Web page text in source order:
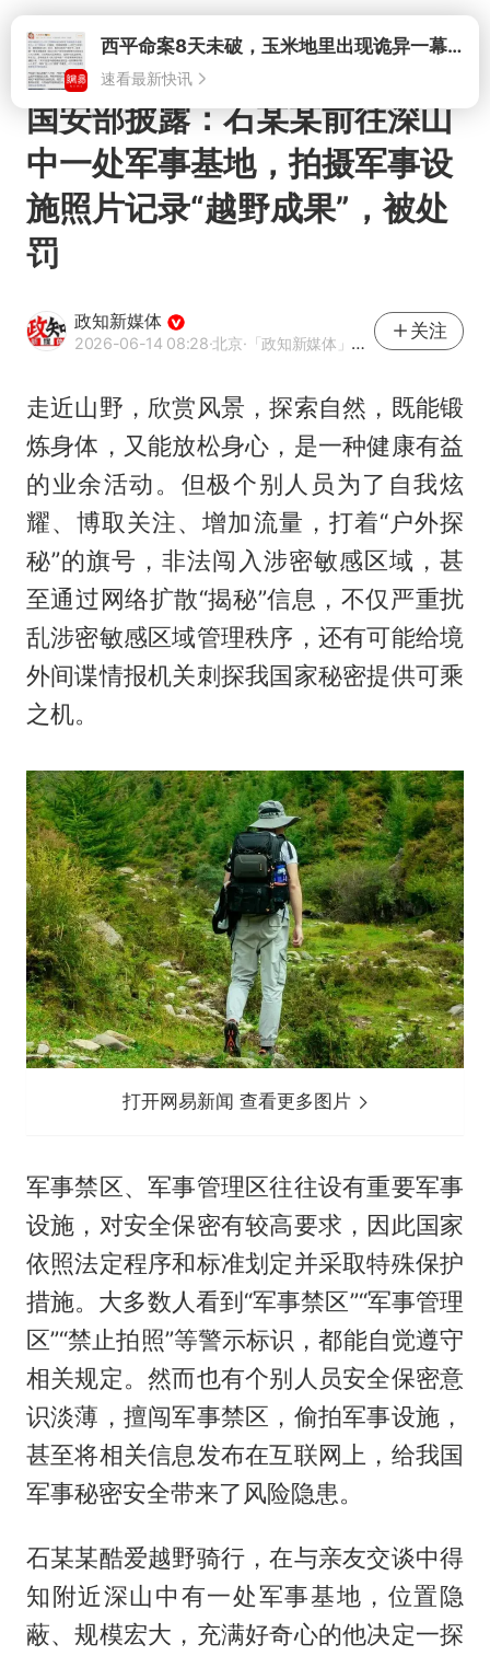
打开西平命案8天未破，玉米地里出现诡异一幕，我突然想起了欧金中
速看最新快讯
国安部披露：石某某前往深山
中一处军事基地，拍摄军事设
施照片记录“越野成果”，被处
罚
政知新媒体
2026-06-14 08:28·北京·「政知新媒体」官方账号
关注
走近山野，欣赏风景，探索自然，既能锻
炼身体，又能放松身心，是一种健康有益
的业余活动。但极个别人员为了自我炫
耀、博取关注、增加流量，打着“户外探
秘”的旗号，非法闯入涉密敏感区域，甚
至通过网络扩散“揭秘”信息，不仅严重扰
乱涉密敏感区域管理秩序，还有可能给境
外间谍情报机关刺探我国家秘密提供可乘
之机。
打开网易新闻 查看更多图片
军事禁区、军事管理区往往设有重要军事
设施，对安全保密有较高要求，因此国家
依照法定程序和标准划定并采取特殊保护
措施。大多数人看到“军事禁区”“军事管理
区”“禁止拍照”等警示标识，都能自觉遵守
相关规定。然而也有个别人员安全保密意
识淡薄，擅闯军事禁区，偷拍军事设施，
甚至将相关信息发布在互联网上，给我国
军事秘密安全带来了风险隐患。
石某某酷爱越野骑行，在与亲友交谈中得
知附近深山中有一处军事基地，位置隐
蔽、规模宏大，充满好奇心的他决定一探